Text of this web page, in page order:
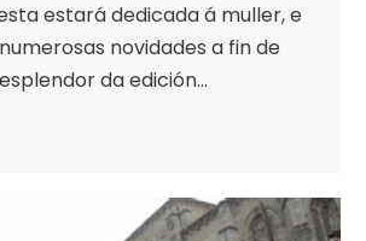
estará dedicada á muller, e
novidades a fin de
da edición…